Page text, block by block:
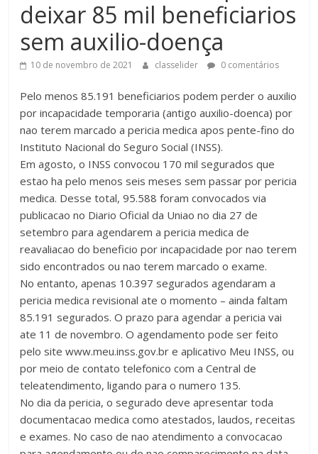
deixar 85 mil beneficiarios
sem auxilio-doença
10 de novembro de 2021 classelider 0 comentários
Pelo menos 85.191 beneficiarios podem perder o auxilio
por incapacidade temporaria (antigo auxilio-doenca) por
nao terem marcado a pericia medica apos pente-fino do
Instituto Nacional do Seguro Social (INSS).
Em agosto, o INSS convocou 170 mil segurados que
estao ha pelo menos seis meses sem passar por pericia
medica. Desse total, 95.588 foram convocados via
publicacao no Diario Oficial da Uniao no dia 27 de
setembro para agendarem a pericia medica de
reavaliacao do beneficio por incapacidade por nao terem
sido encontrados ou nao terem marcado o exame.
No entanto, apenas 10.397 segurados agendaram a
pericia medica revisional ate o momento – ainda faltam
85.191 segurados. O prazo para agendar a pericia vai
ate 11 de novembro. O agendamento pode ser feito
pelo site www.meu.inss.gov.br e aplicativo Meu INSS, ou
por meio de contato telefonico com a Central de
teleatendimento, ligando para o numero 135.
No dia da pericia, o segurado deve apresentar toda
documentacao medica como atestados, laudos, receitas
e exames. No caso de nao atendimento a convocacao